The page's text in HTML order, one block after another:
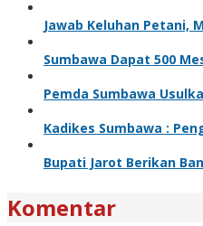
Jawab Keluhan Petani,
Sumbawa Dapat 500
Pemda Sumbawa
Kadikes Sumbawa :
Bupati Jarot Berikan
Komentar